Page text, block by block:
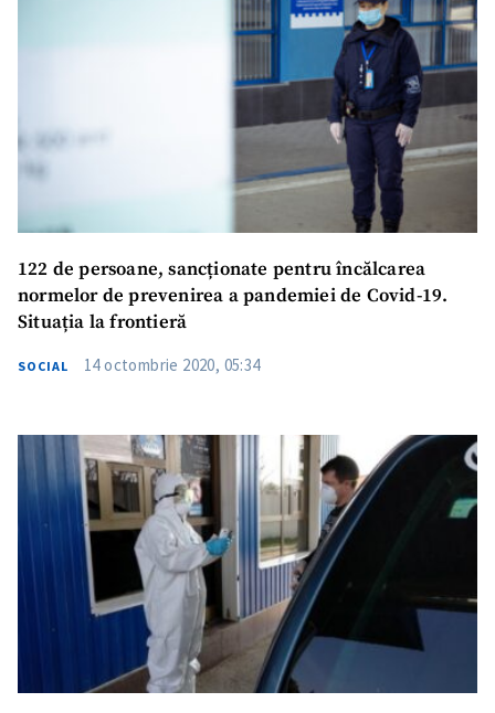
122 de persoane, sancționate pentru încălcarea
normelor de prevenirea a pandemiei de Covid-19.
Situația la frontieră
SOCIAL 14 octombrie 2020, 05:34
ȘTIREA MEA
Titlu știre
+ Adaugă titlu
Fotografie
+ Încarcă imagine
Link media+ Link media